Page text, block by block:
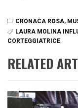
CRONACA ROSA,
LAURA MOLINA
CORTEGGIATRICE
RELATED